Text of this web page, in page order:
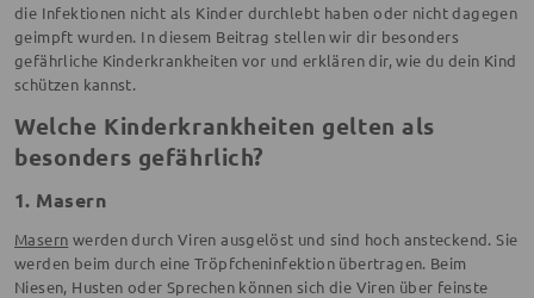
die Infektionen nicht als Kinder durchlebt haben oder nicht dagegen
geimpft wurden. In diesem Beitrag stellen wir dir besonders
gefährliche Kinderkrankheiten vor und erklären dir, wie du dein Kind
schützen kannst.
Welche Kinderkrankheiten gelten als
besonders gefährlich?
1. Masern
Masern werden durch Viren ausgelöst und sind hoch ansteckend. Sie
werden beim durch eine Tröpfcheninfektion übertragen. Beim
Niesen, Husten oder Sprechen können sich die Viren über feinste